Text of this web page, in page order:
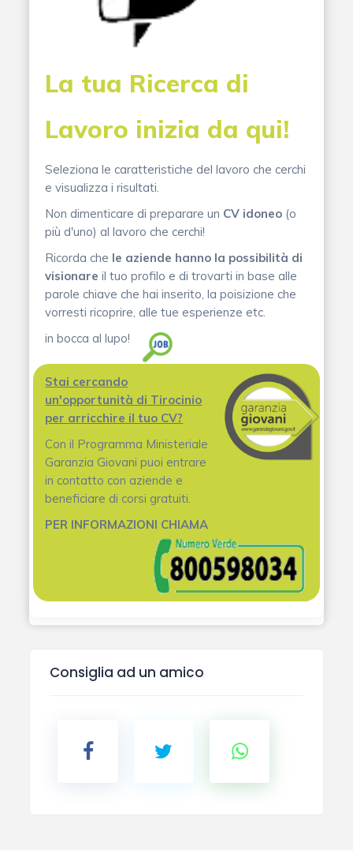
La tua Ricerca di
Lavoro inizia da qui!
Seleziona le caratteristiche del lavoro che cerchi
e visualizza i risultati.
Non dimenticare di preparare un CV idoneo (o
più d'uno) al lavoro che cerchi!
Ricorda che le aziende hanno la possibilità di
visionare il tuo profilo e di trovarti in base alle
parole chiave che hai inserito, la poisizione che
vorresti ricoprire, alle tue esperienze etc.
in bocca al lupo!
Stai cercando
un'opportunità di Tirocinio
per arricchire il tuo CV?
Con il Programma Ministeriale
Garanzia Giovani puoi entrare
in contatto con aziende e
beneficiare di corsi gratuiti.
PER INFORMAZIONI CHIAMA
Consiglia ad un amico